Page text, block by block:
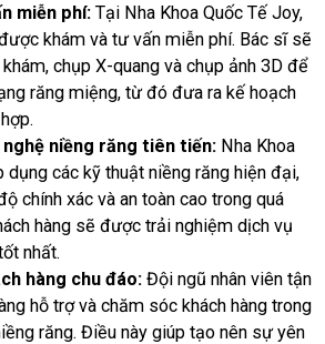
miễn phí: Tại Nha Khoa Quốc Tế Joy,
khám và tư vấn miễn phí. Bác sĩ sẽ
chụp X-quang và chụp ảnh 3D để
răng miệng, từ đó đưa ra kế hoạch
niềng răng tiên tiến: Nha Khoa
dụng các kỹ thuật niềng răng hiện đại,
chính xác và an toàn cao trong quá
hàng sẽ được trải nghiệm dịch vụ
nhất.
hàng chu đáo: Đội ngũ nhân viên tận
hỗ trợ và chăm sóc khách hàng trong
răng. Điều này giúp tạo nên sự yên